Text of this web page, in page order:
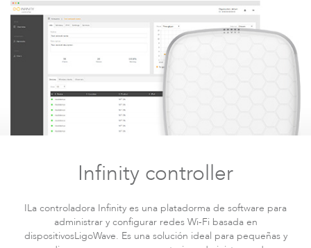
LigoPTMP
Infinity controller
ILa controladora Infinity es una platadorma de software para
administrar y configurar redes Wi-Fi basada en
dispositivosLigoWave. Es una solución ideal para pequeñas y